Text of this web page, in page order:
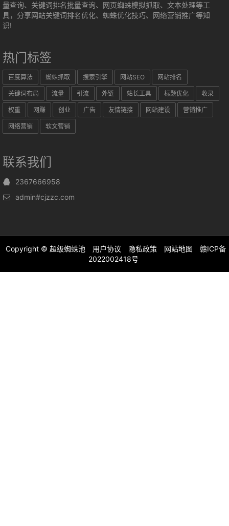
量查询、关键词排名批量查询、网页蜘蛛模拟抓取、文本处理等工
具，分享网站关键词排名优化、蜘蛛优化技巧、网络营销推广等知
识!
热门标签
百度算法 蜘蛛抓取 搜索引擎 网站SEO 网站排名
关键词布局 流量 引流 外链 站长工具 标题优化 收录
权重 网赚 创业 广告 友情链接 网站建设 营销推广
网络营销 软文营销
联系我们
2367666958
admin#cjzzc.com
Copyright © 超级蜘蛛池 用户协议 隐私政策 网站地图
赣ICP备
2022002418号